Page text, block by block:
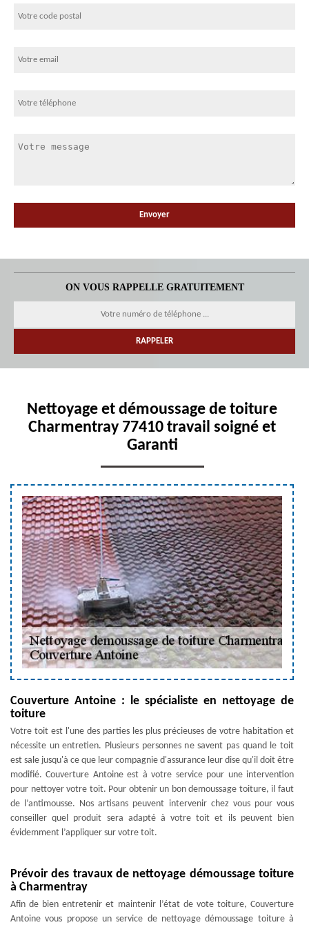
ON VOUS RAPPELLE GRATUITEMENT
Nettoyage et démoussage de toiture
Charmentray 77410 travail soigné et
Garanti
Couverture Antoine : le spécialiste en nettoyage de
toiture
Votre toit est l'une des parties les plus précieuses de votre habitation et
nécessite un entretien. Plusieurs personnes ne savent pas quand le toit
est sale jusqu'à ce que leur compagnie d'assurance leur dise qu'il doit être
modifié. Couverture Antoine est à votre service pour une intervention
pour nettoyer votre toit. Pour obtenir un bon demoussage toiture, il faut
de l’antimousse. Nos artisans peuvent intervenir chez vous pour vous
conseiller quel produit sera adapté à votre toit et ils peuvent bien
évidemment l’appliquer sur votre toit.
Prévoir des travaux de nettoyage démoussage toiture
à Charmentray
Afin de bien entretenir et maintenir l’état de vote toiture, Couverture
Antoine vous propose un service de nettoyage démoussage toiture à